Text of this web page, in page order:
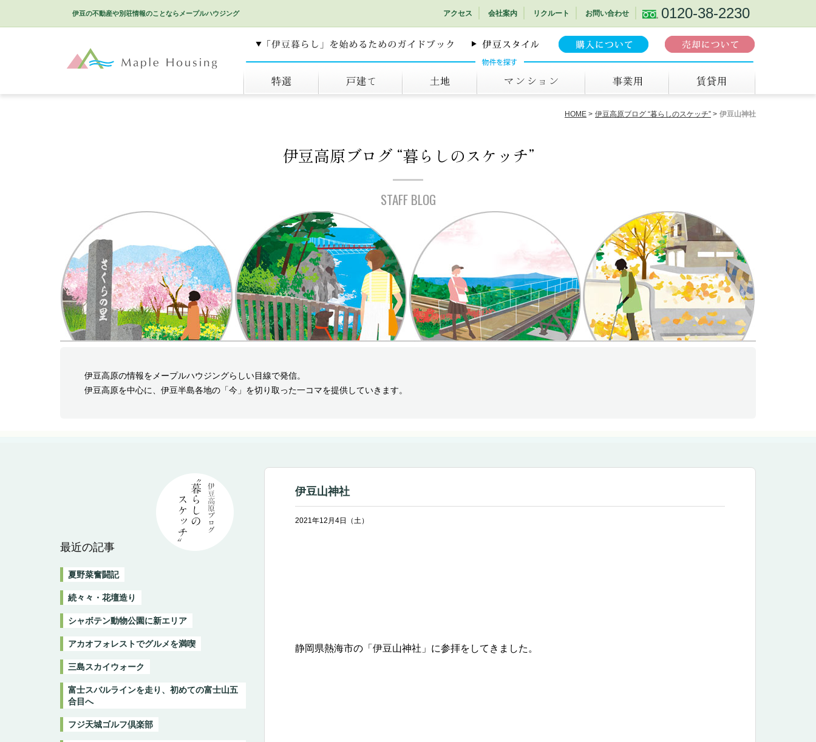
伊豆の不動産や別荘情報のことなら メープルハウジング アクセス 会社案内 リクルート お問い合わせ 0120-38-2230
HOME 伊豆高原ブログ “暮らしのスケッチ” 伊豆山神社
伊豆高原ブログ “暮らしのスケッチ”
STAFF BLOG
伊豆高原の情報をメープルハウジングらしい目線で発信。
伊豆高原を中心に、伊豆半島各地の「今」を切り取った一コマを提供していきます。
伊豆山神社
2021年12月4日（土）
静岡県熱海市の「伊豆山神社」に参拝をしてきました。
最近の記事
夏野菜奮闘記
続々々・花壇造り
シャボテン動物公園に新エリア
アカオフォレストでグルメを満喫
三島スカイウォーク
富士スバルラインを走り、初めての富士山五
合目へ
フジ天城ゴルフ倶楽部